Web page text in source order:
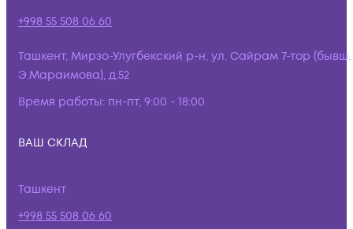
+998 55 508 06 60
Ташкент, Мирзо-Улугбекский р-н, ул. Сайрам 7-тор (бывш.
Э.Мараимова), д.52
Время работы: пн-пт, 9:00 - 18:00
ВАШ СКЛАД
Ташкент
+998 55 508 06 60